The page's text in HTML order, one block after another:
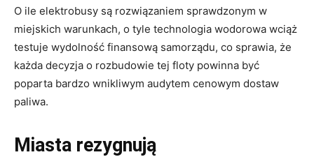
O ile elektrobusy są rozwiązaniem sprawdzonym w
miejskich warunkach, o tyle technologia wodorowa wciąż
testuje wydolność finansową samorządu, co sprawia, że
każda decyzja o rozbudowie tej floty powinna być
poparta bardzo wnikliwym audytem cenowym dostaw
paliwa.
Miasta rezygnują